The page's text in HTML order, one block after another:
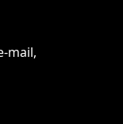
mail,